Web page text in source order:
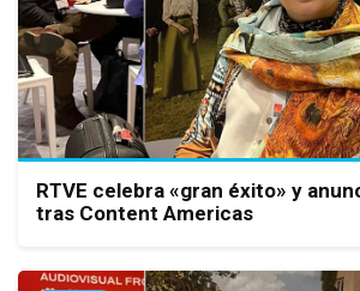
RTVE celebra «gran éxito» y
tras Content Americas